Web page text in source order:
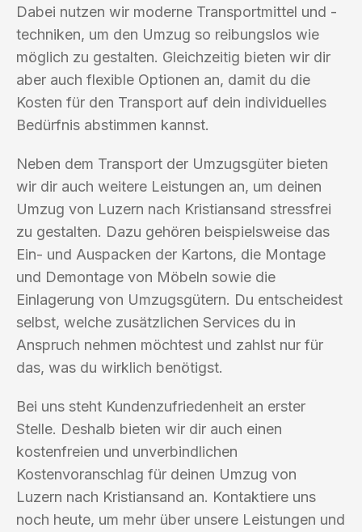
Dabei nutzen wir moderne Transportmittel und -
techniken, um den Umzug so reibungslos wie
möglich zu gestalten. Gleichzeitig bieten wir dir
aber auch flexible Optionen an, damit du die
Kosten für den Transport auf dein individuelles
Bedürfnis abstimmen kannst.
Neben dem Transport der Umzugsgüter bieten
wir dir auch weitere Leistungen an, um deinen
Umzug von Luzern nach Kristiansand stressfrei
zu gestalten. Dazu gehören beispielsweise das
Ein- und Auspacken der Kartons, die Montage
und Demontage von Möbeln sowie die
Einlagerung von Umzugsgütern. Du entscheidest
selbst, welche zusätzlichen Services du in
Anspruch nehmen möchtest und zahlst nur für
das, was du wirklich benötigst.
Bei uns steht Kundenzufriedenheit an erster
Stelle. Deshalb bieten wir dir auch einen
kostenfreien und unverbindlichen
Kostenvoranschlag für deinen Umzug von
Luzern nach Kristiansand an. Kontaktiere uns
noch heute, um mehr über unsere Leistungen und